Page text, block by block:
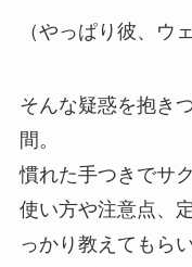
（やっぱり彼、ウ
そんな疑惑を抱き
間。
慣れた手つきでサ
使い方や注意点、
っかり教えてもら